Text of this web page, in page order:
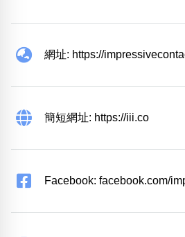
網址: https://
簡短網址: https://iii.co
Facebook: facebook.com/